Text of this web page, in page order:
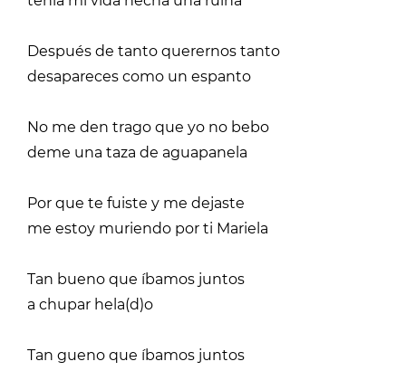
Después de tanto querernos tanto
desapareces como un espanto
No me den trago que yo no bebo
deme una taza de aguapanela
Por que te fuiste y me dejaste
me estoy muriendo por ti Mariela
Tan bueno que íbamos juntos
a chupar hela(d)o
Tan gueno que íbamos juntos